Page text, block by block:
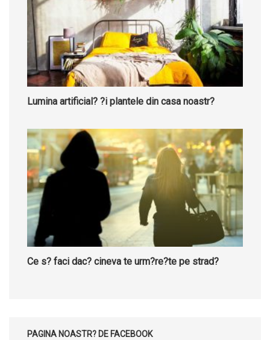
Lumina artificial? ?i plantele din casa noastr?
Ce s? faci dac? cineva te urm?re?te pe strad?
PAGINA NOASTR? DE FACEBOOK